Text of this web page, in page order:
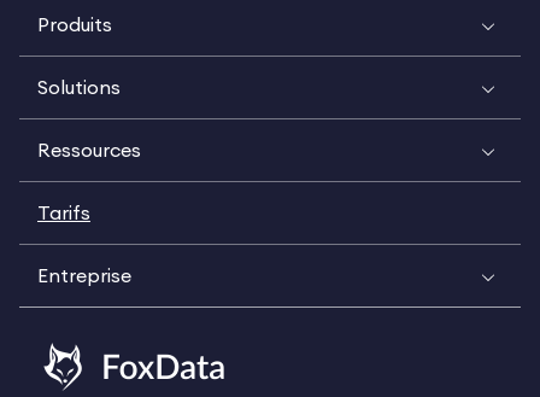
Produits
Solutions
Ressources
Tarifs
Entreprise